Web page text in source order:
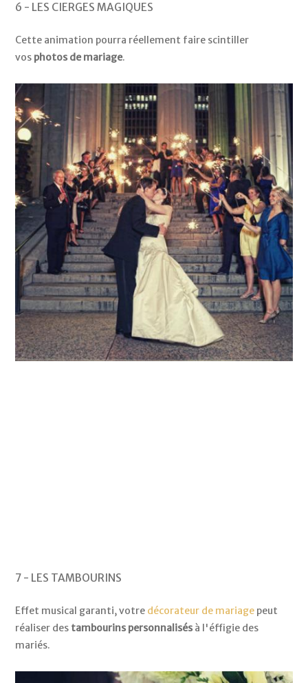
6 - LES CIERGES MAGIQUES
Cette animation pourra réellement faire scintiller
vos photos de mariage.
7 - LES TAMBOURINS
Effet musical garanti, votre décorateur de mariage peut
réaliser des tambourins personnalisés à l'éffigie des
mariés.